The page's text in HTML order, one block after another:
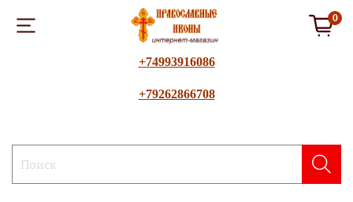
0
+74993916086
+79262866708